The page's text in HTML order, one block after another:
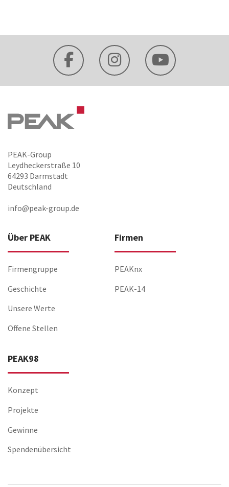
PEAK-Group
Leydheckerstraße 10
64293 Darmstadt
Deutschland
info@peak-group.de
Über PEAK
Firmengruppe
Geschichte
Unsere Werte
Offene Stellen
Firmen
PEAKnx
PEAK-14
PEAK98
Konzept
Projekte
Gewinne
Spendenübersicht